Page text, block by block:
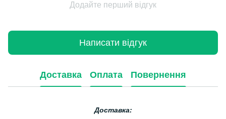
Додайте перший відгук
Написати відгук
Доставка Оплата Повернення
Доставка: